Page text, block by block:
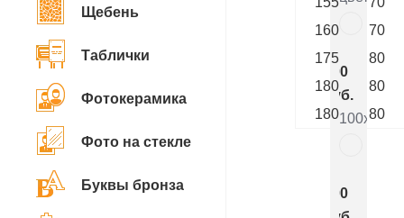
160
70
175
80
180
80
180
80
800
руб.
100x50x5
000
Щебень
Таблички
Фотокерамика
Фото на стекле
Буквы бронза